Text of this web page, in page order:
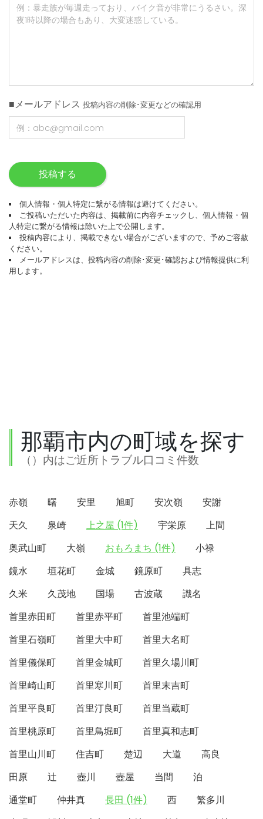
■メールアドレス 投稿内容の削除･変更などの確認用
投稿する
個人情報・個人特定に繋がる情報は避けてください。
ご投稿いただいた内容は、掲載前に内容チェックし、個人情報・個
人特定に繋がる情報は除いた上で公開します。
投稿内容により、掲載できない場合がございますので、予めご容赦
ください。
メールアドレスは、投稿内容の削除･変更･確認および情報提供に利
用します。
那覇市内の町域を探す
（）内はご近所トラブル口コミ件数
赤嶺 曙 安里 旭町 安次嶺
安謝
天久
泉崎 上之屋 (1件) 宇栄原
上間
奥武山町
大嶺 おもろまち (1件)
小禄
鏡水
垣花町 金城 鏡原町
具志
久米
久茂地 国場 古波蔵
識名
首里赤田町
首里赤平町
首里池端町
首里石嶺町
首里大中町
首里大名町
首里儀保町
首里金城町
首里久場川町
首里崎山町
首里寒川町
首里末吉町
首里平良町
首里汀良町
首里当蔵町
首里桃原町
首里鳥堀町
首里真和志町
首里山川町
住吉町 楚辺 大道
高良
田原
辻 壺川 壺屋 当間
泊
通堂町
仲井真 長田 (1件) 西
繁多川